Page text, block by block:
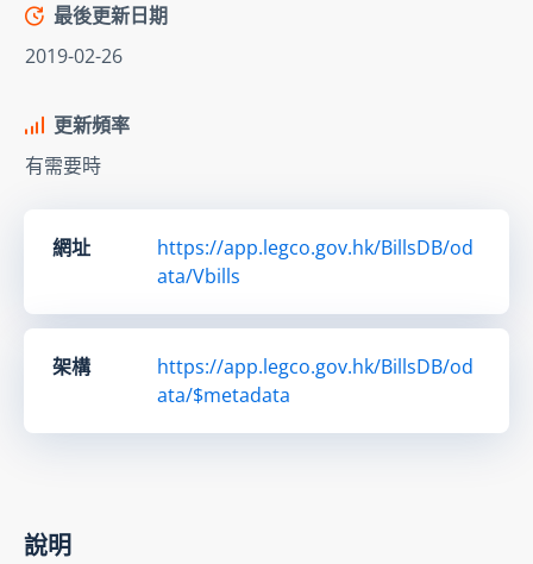
最後更新日期
2019-02-26
更新頻率
有需要時
網址
https://app.legco.gov.hk/BillsDB/od
ata/Vbills
架構
https://app.legco.gov.hk/BillsDB/od
ata/$metadata
說明